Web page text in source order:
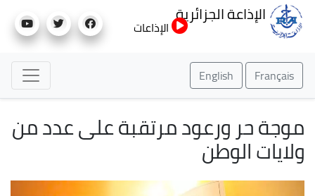
إلى
الإذاعة الجزائرية
الإذاعات
Français
English
موجة حر ورعود مرتقبة على عدد من
ولايات الوطن